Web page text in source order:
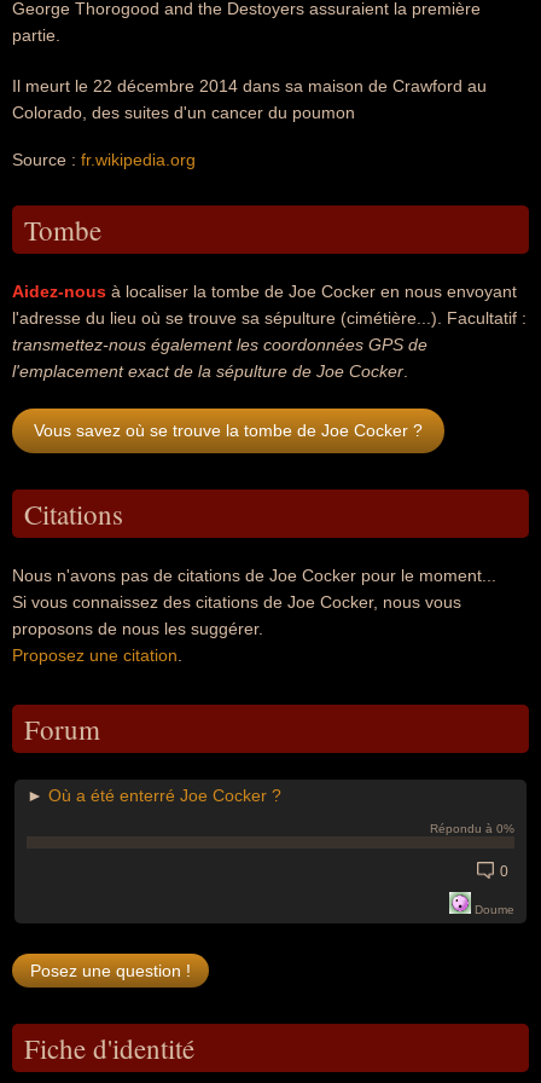
George Thorogood and the Destoyers assuraient la première
partie.
Il meurt le 22 décembre 2014 dans sa maison de Crawford au
Colorado, des suites d'un cancer du poumon
Source : fr.wikipedia.org
Tombe
Aidez-nous à localiser la tombe de Joe Cocker en nous envoyant
l'adresse du lieu où se trouve sa sépulture (cimétière...). Facultatif :
transmettez-nous également les coordonnées GPS de
l'emplacement exact de la sépulture de Joe Cocker
Vous savez où se trouve la tombe de Joe Cocker ?
Citations
Nous n'avons pas de citations de Joe Cocker pour le moment...
Si vous connaissez des citations de Joe Cocker, nous vous
proposons de nous les suggérer.
Proposez une citation
Forum
► Où a été enterré Joe Cocker ?
Répondu à 0%
0
Doume
Fiche d'identité